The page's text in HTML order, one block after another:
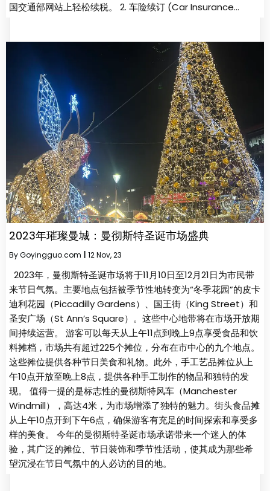
国交通部网站上轻松续税。 2. 车险续订 (Car Insurance…
2023年璀璨曼城：曼彻斯特圣诞市场盛典
ByGoyingguo.com 12Nov, 23
2023年，曼彻斯特圣诞市场将于11月10日至12月21日为市民带
来节日气氛。主要地点包括被季节性地转变为“冬季花园”的皮卡
迪利花园（Piccadilly Gardens）、国王街（King Street）和
圣安广场（St Ann’s Square）。这些中心地带将在市场开放期
间持续运营。 游客可以每天从上午11点到晚上9点享受食品和饮
料摊档，市场共有超过225个摊位，分布在市中心的九个地点。
这些摊位提供各种节日美食和礼物。此外，手工艺品摊位从上
午10点开放至晚上8点，提供各种手工制作的物品和独特的发
现。 值得一提的是标志性的曼彻斯特风车（Manchester
Windmill），高达4米，为市场增添了独特的魅力。街头食品摊
从上午10点开到下午6点，确保游客有充足的时间探索和享受多
样的美食。 今年的曼彻斯特圣诞市场承诺带来一个迷人的体
验，其广泛的摊位、节日装饰和季节性活动，使其成为那些希
望沉浸在节日气氛中的人必访的目的地。